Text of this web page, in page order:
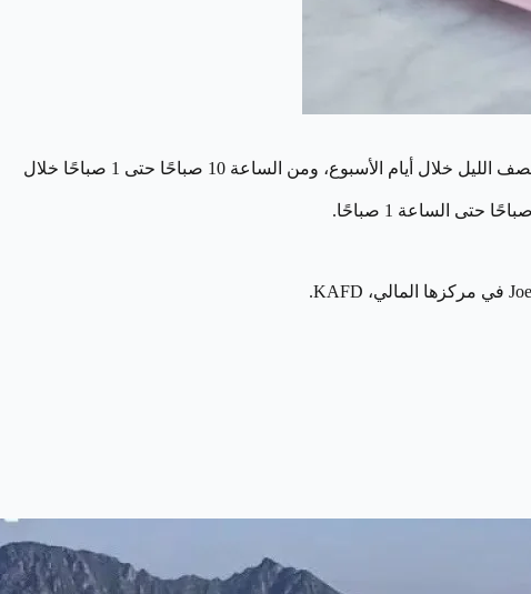
: يقع في الديرية وكان أول موقع دائم لـ Joe & The Juice في السعودية، ومفتوح من الساعة 10 صباحًا حتى 12 منتصف الليل خلال أيام الأسبوع، ومن الساعة 10 صباحًا حتى 1 صباحًا خلال